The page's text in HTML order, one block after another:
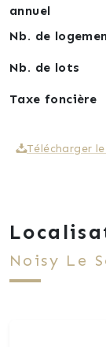
annuel
Nb. de
Nb. de lots
Taxe foncière
Télécharger
Noisy Le